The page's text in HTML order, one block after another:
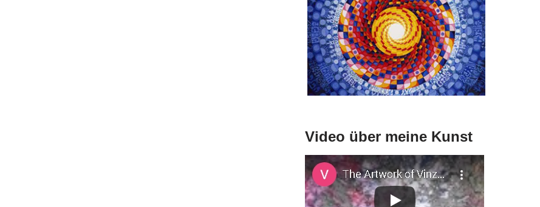
Video über meine Kunst